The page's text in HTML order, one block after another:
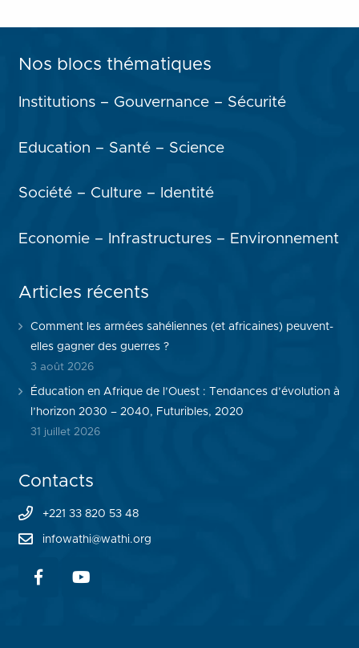
Nos blocs thématiques
Institutions – Gouvernance – Sécurité
Education – Santé – Science
Société – Culture – Identité
Economie – Infrastructures – Environnement
Articles récents
Comment les armées sahéliennes (et africaines) peuvent-
elles gagner des guerres ?
3 août 2026
Éducation en Afrique de l’Ouest : Tendances d’évolution à
l’horizon 2030 – 2040, Futuribles, 2020
31 juillet 2026
Contacts
+221 33 820 53 48
infowathi@wathi.org